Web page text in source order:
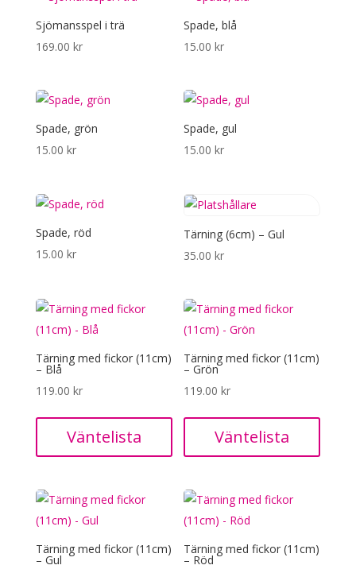
Sjömansspel i trä
169.00 kr
Spade, blå
15.00kr
Spade, grön
15.00 kr
Spade, gul
15.00kr
Spade, röd
15.00 kr
Tärning (6cm) – Gul
35.00kr
Tärning med fickor (11cm)
– Blå
119.00 kr
Väntelista
Tärning med fickor (11cm)
– Grön
119.00kr
Väntelista
Tärning med fickor (11cm)
– Gul
Tärning med fickor (11cm)
– Röd